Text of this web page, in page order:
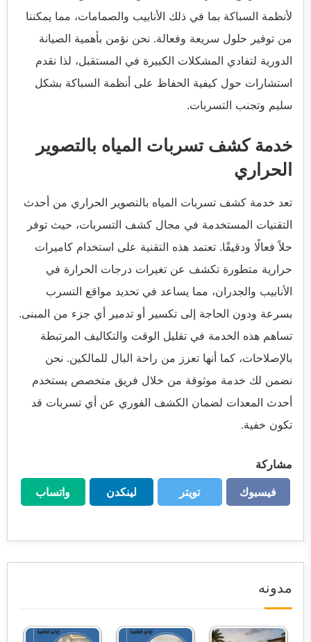
لأنظمة السباكة بما في ذلك الأنابيب والصمامات، مما يمكننا
من توفير حلول سريعة وفعالة. نحن نؤمن بأهمية الصيانة
الدورية لتفادي المشكلات الكبيرة في المستقبل، لذا نقدم
استشارات حول كيفية الحفاظ على أنظمة السباكة بشكل
سليم وتجنب التسربات.
خدمة كشف تسربات المياه بالتصوير
الحراري
تعد خدمة كشف تسربات المياه بالتصوير الحراري من أحدث
التقنيات المستخدمة في مجال كشف التسربات، حيث توفر
حلاً فعالًا ودقيقًا. تعتمد هذه التقنية على استخدام كاميرات
حرارية متطورة تكشف عن تغيرات درجات الحرارة في
الأنابيب والجدران، مما يساعد في تحديد مواقع التسرب
بسرعة ودون الحاجة إلى تكسير أو تدمير أي جزء من المبنى.
تساهم هذه الخدمة في تقليل الوقت والتكاليف المرتبطة
بالإصلاحات، كما أنها تعزز من راحة البال للمالكين. نحن
نضمن لك خدمة موثوقة من خلال فريق متخصص يستخدم
أحدث المعدات لضمان الكشف الفوري عن أي تسربات قد
تكون خفية.
مشاركة
فيسبوك
فيسبوك
تويتر
تويتر
لينكدن
لينكدن
واتساب
واتساب
مدونه